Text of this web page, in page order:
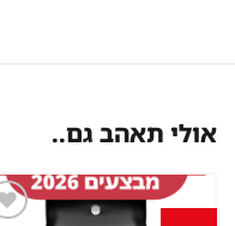
אולי תאהב גם..